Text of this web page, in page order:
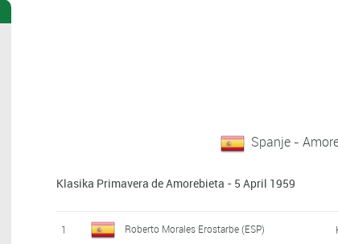
Spanje -
Klasika Primavera de Amorebieta - 5 April 1959
1 Roberto Morales Erostarbe (ESP)